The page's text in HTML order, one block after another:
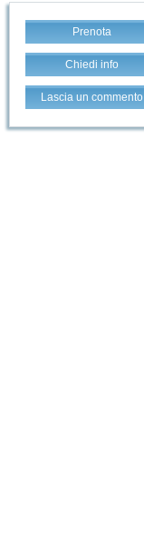
Prenota
Chiedi info
Lascia un commento